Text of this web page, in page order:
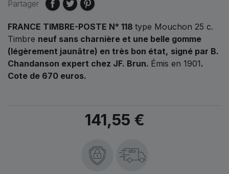
Partager
FRANCE TIMBRE-POSTE N° 118 type Mouchon 25 c.
Timbre neuf sans charnière et une belle gomme
(légèrement jaunâtre) en très bon état, signé par B.
Chandanson expert chez JF. Brun. Émis en 1901.
Cote de 670 euros.
141,55 €
48h